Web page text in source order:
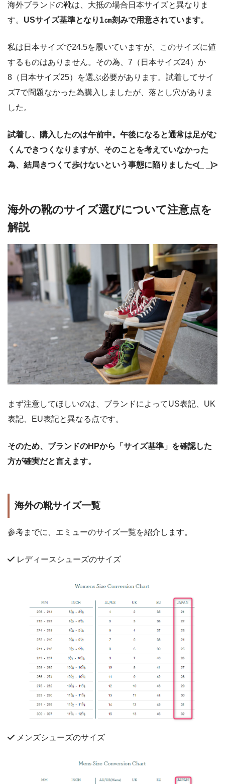
海外ブランドの靴は、大抵の場合日本サイズと異なりま
す。 USサイズ基準となり1㎝刻みで用意されています。
私は日本サイズで24.5を履いていますが、このサイズに値
するものはありません。その為、7（日本サイズ24）か
8（日本サイズ25）を選ぶ必要があります。試着してサイ
ズ7で問題なかった為購入しましたが、落とし穴がありま
した。
試着し、購入したのは午前中。午後になると通常は足がむ
くんできつくなりますが、そのことを考えていなかった
為、結局きつくて歩けないという事態に陥りました<(_ _)>
海外の靴のサイズ選びについて注意点を
解説
まず注意してほしいのは、ブランドによってUS表記、UK
表記、EU表記と異なる点です。
そのため、ブランドのHPから「サイズ基準」を確認した
方が確実だと言えます。
海外の靴サイズ一覧
参考までに、エミューのサイズ一覧を紹介します。
レディースシューズのサイズ
メンズシューズのサイズ